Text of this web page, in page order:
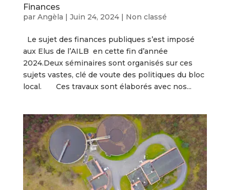
Finances
par Angèla | Juin 24, 2024| Non classé
Le sujet des finances publiques s’est imposé
aux Elus de l’AILB en cette fin d’année
2024.Deux séminaires sont organisés sur ces
sujets vastes, clé de voute des politiques du bloc
local. Ces travaux sont élaborés avec nos...